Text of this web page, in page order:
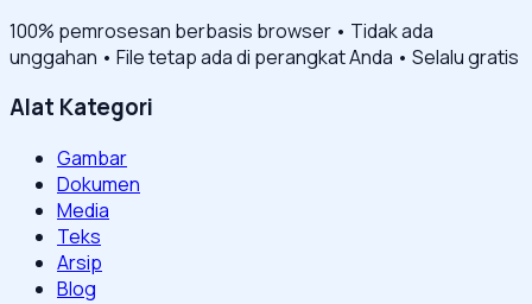
100% pemrosesan berbasis browser • Tidak ada
unggahan • File tetap ada di perangkat Anda • Selalu gratis
Alat Kategori
Gambar
Dokumen
Media
Teks
Arsip
Blog